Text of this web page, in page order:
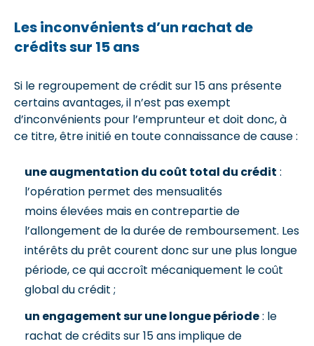
Les inconvénients d’un rachat de
crédits sur 15 ans
Si le regroupement de crédit sur 15 ans présente
certains avantages, il n’est pas exempt
d’inconvénients pour l’emprunteur et doit donc, à
ce titre, être initié en toute connaissance de cause :
une augmentation du coût total du crédit :
l’opération permet des mensualités
moins élevées mais en contrepartie de
l’allongement de la durée de remboursement. Les
intérêts du prêt courent donc sur une plus longue
période, ce qui accroît mécaniquement le coût
global du crédit ;
un engagement sur une longue période: le
rachat de crédits sur 15 ans implique de